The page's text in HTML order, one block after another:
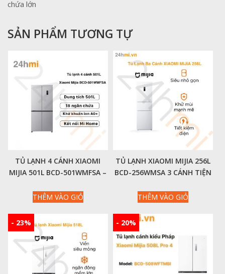
SẢN PHẨM TƯƠNG TỰ
TỦ LẠNH 4 CÁNH XIAOMI
MIJIA 501L BCD-501WMFSA –
THÊM VÀO GIỎ
TỦ LẠNH XIAOMI MIJIA 256L
BCD-256WMSA 3 CÁNH TIỆN
THÊM VÀO GIỎ
- 23% - 20%